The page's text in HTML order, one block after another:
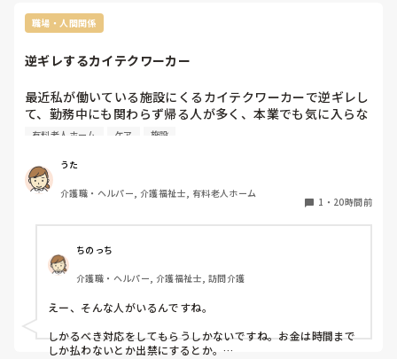
部のデリケートな材質や特殊なコーティング
など）への影響を考慮して個別に指示された
として製品マニュアルの規定通りに使用し、
気になる場合は対象の利用者様の主治医や訪
心できる対応だと思います。
職場・人間関係
逆ギレするカイテクワーカー
最近私が働いている施設にくるカイテクワーカーで逆ギレし
て、勤務中にも関わらず帰る人が多く、本業でも気に入らな
いことあるといちいちキレるのかなぁと疑問に感じます。
た方いますか？
ちなみにキレた理由の一例は指示出ししたことと全く違うこ
とをやっており、それは指示してないと言ったら「そう指示
事故の第一発見者で詳しく事情聞いたら「だったらお前らが
最初からやれば良かっただろ！」と急に大声だしたり、本業
の施設とウチがやり方が違うから出来ないと言われ、スポッ
トでも仕事しに来たんじゃないのかと聞いたら逆ギレといっ
利用者さんの前で大声出して逆ギレする方もいるので、本業
での働き方も何となく想像つくな〜と。それともウチの施設
も問題なのか？皆様のご意見を伺えたらと思います。
有料老人ホーム ケア 施設
うた
介護職・ヘルパー, 介護福祉士, 有料老人ホーム
1 ・ 20時間前
ちのっち
介護職・ヘルパー, 介護福祉士, 訪問介護
えー、そんな人がいるんですね。
しかるべき対応をしてもらうしかないですね。お金は時間まで
しか払わないとか出禁にするとか。